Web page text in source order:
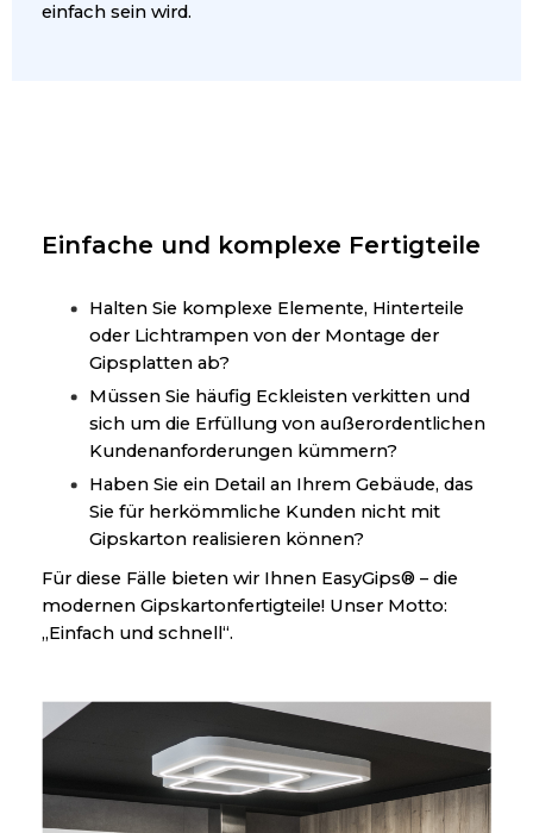
einfach sein wird.
Einfache und komplexe Fertigteile
Halten Sie komplexe Elemente, Hinterteile
oder Lichtrampen von der Montage der
Gipsplatten ab?
Müssen Sie häufig Eckleisten verkitten und
sich um die Erfüllung von außerordentlichen
Kundenanforderungen kümmern?
Haben Sie ein Detail an Ihrem Gebäude, das
Sie für herkömmliche Kunden nicht mit
Gipskarton realisieren können?
Für diese Fälle bieten wir Ihnen EasyGips® – die
modernen Gipskartonfertigteile! Unser Motto:
„Einfach und schnell“.